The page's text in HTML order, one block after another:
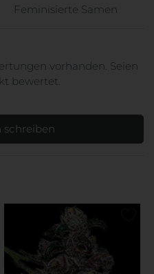
Feminisierte Samen
vorhanden. Seien
bewertet.
schreiben